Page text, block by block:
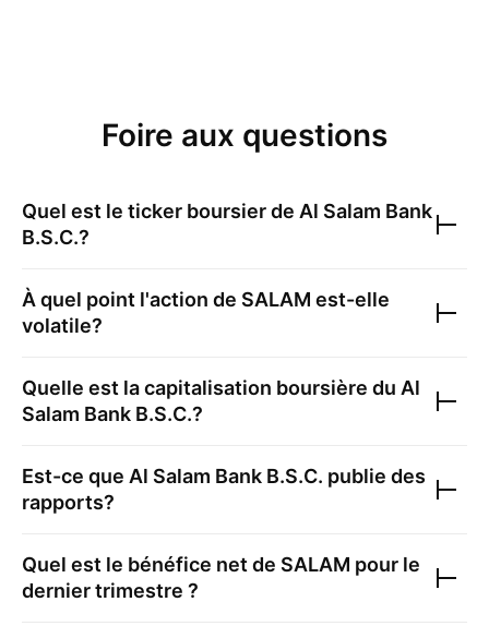
Foire aux questions
Quel est le ticker boursier de Al Salam Bank
B.S.C.?
À quel point l'action de SALAM est-elle
volatile?
Quelle est la capitalisation boursière du Al
Salam Bank B.S.C.?
Est-ce que Al Salam Bank B.S.C. publie des
rapports?
Quel est le bénéfice net de SALAM pour le
dernier trimestre ?